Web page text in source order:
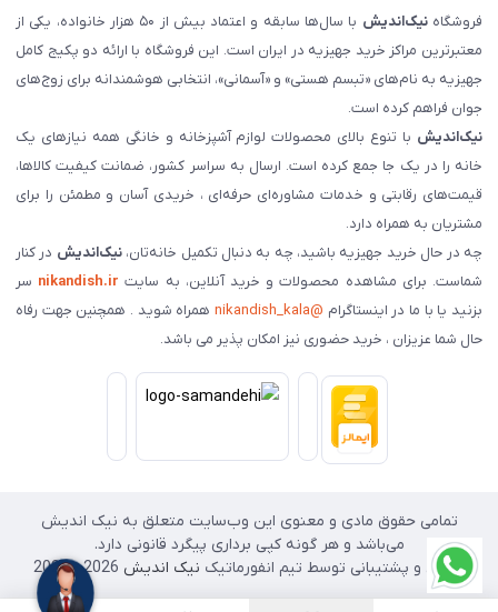
فروشگاهنیک‌اندیش
با سال‌ها سابقه و اعتماد بیش از ۵۰ هزار خانواده، یکی از
معتبرترین مراکز خرید جهیزیه در ایران است. این فروشگاه با ارائه دو پکیج کامل
جهیزیه به نام‌های «تبسم هستی» و «آسمانی»، انتخابی هوشمندانه برای زوج‌های
جوان فراهم کرده است.
نیک‌اندیش با تنوع بالای محصولات لوازم آشپزخانه و خانگی همه نیازهای یک
خانه را در یک جا جمع کرده است. ارسال به سراسر کشور، ضمانت کیفیت کالاها،
قیمت‌های رقابتی و خدمات مشاوره‌ای حرفه‌ای ، خریدی آسان و مطمئن را برای
مشتریان به همراه دارد.
چه در حال خرید جهیزیه باشید، چه به دنبال تکمیل خانه‌تان،نیک‌اندیش در کنار
شماست. برای مشاهده محصولات و خرید آنلاین، به سایت nikandish.ir سر
بزنید یا با ما در اینستاگرام @nikandish_kala
همراه شوید . همچنین جهت رفاه
حال شما عزیزان ، خرید حضوری نیز امکان پذیر می باشد.
تمامی حقوق مادی و معنوی این وب‌سایت متعلق به نیک اندیش
می‌باشد و هر گونه کپی برداری پیگرد قانونی دارد.
طراحی و پشتیبانی توسط تیم انفورماتیک نیک اندیش 2026 - 2025